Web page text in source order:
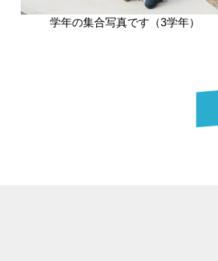
学年の集合写真です（3学年）